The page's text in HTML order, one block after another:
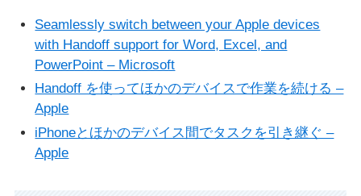
Seamlessly switch between your Apple devices
with Handoff support for Word, Excel, and
PowerPoint – Microsoft
Handoff を使ってほかのデバイスで作業を続ける –
Apple
iPhoneとほかのデバイス間でタスクを引き継ぐ –
Apple